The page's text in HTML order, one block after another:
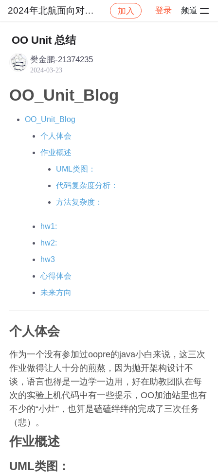
2024年北航面向对象设计与构造 加入 登录 频道
社区 2024年北航面向对象设计与构造
OO Unit 总结
樊金鹏-21374235
2024-03-23
OO_Unit_Blog
OO_Unit_Blog
个人体会
作业概述
UML类图：
代码复杂度分析：
方法复杂度：
hw1:
hw2:
hw3
心得体会
未来方向
个人体会
作为一个没有参加过oopre的java小白来说，这三次
作业做得让人十分的煎熬，因为抛开架构设计不
谈，语言也得是一边学一边用，好在助教团队在每
次的实验上机代码中有一些提示，OO加油站里也有
不少的“小灶”，也算是磕磕绊绊的完成了三次任务
（悲）。
作业概述
UML类图：